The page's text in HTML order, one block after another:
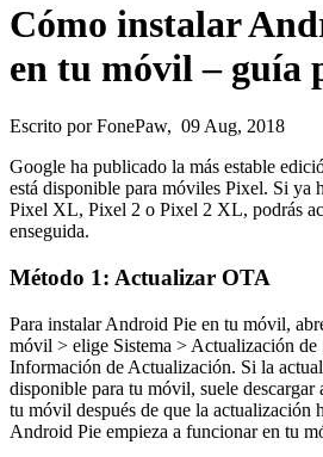
Cómo instalar
en tu móvil – guía
Escrito por FonePaw, 09 Aug, 2018
Google ha publicado la más estable
está disponible para móviles Pixel. Si ya
Pixel XL, Pixel 2 o Pixel 2 XL, podrás
enseguida.
Método 1: Actualizar OTA
Para instalar Android Pie en tu móvil,
móvil > elige Sistema > Actualización de
Información de Actualización. Si la
disponible para tu móvil, suele descargar
tu móvil después de que la actualización
Android Pie empieza a funcionar en tu